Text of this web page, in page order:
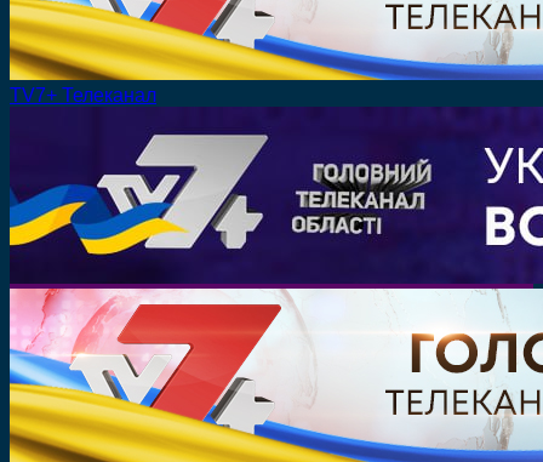
TV7+ Телеканал